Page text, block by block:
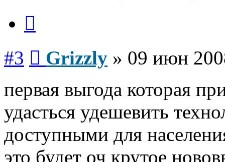
#3 Grizzly » 09 июн
первая выгода которая
удасться удешевить
доступными для
это будет оч крутое